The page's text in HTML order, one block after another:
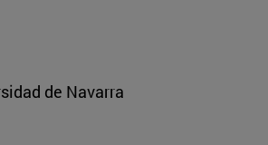
de Navarra